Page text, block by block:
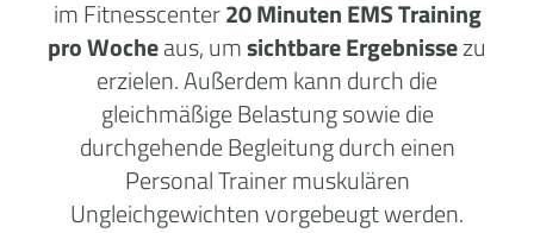
im Fitnesscenter20 Minuten EMS Training
pro Wocheaus, umsichtbare Ergebnissezu
erzielen. Außerdem kann durch die
gleichmäßige Belastung sowie die
durchgehende Begleitung durch einen
Personal Trainer muskulären
Ungleichgewichten vorgebeugt werden.